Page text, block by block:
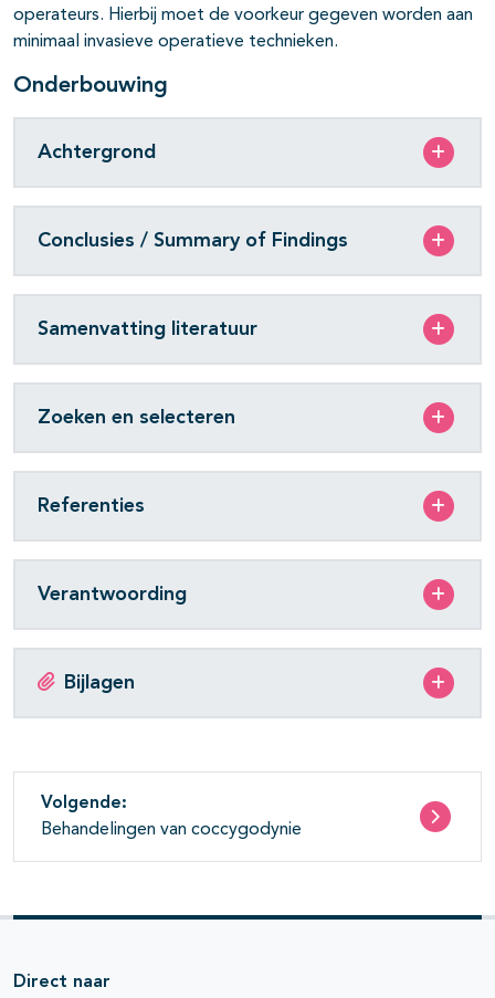
operateurs. Hierbij moet de voorkeur gegeven worden aan
minimaal invasieve operatieve technieken.
Onderbouwing
Achtergrond
Conclusies / Summary of Findings
Samenvatting literatuur
Zoeken en selecteren
Referenties
Verantwoording
Bijlagen
Volgende:
Behandelingen van coccygodynie
Direct naar